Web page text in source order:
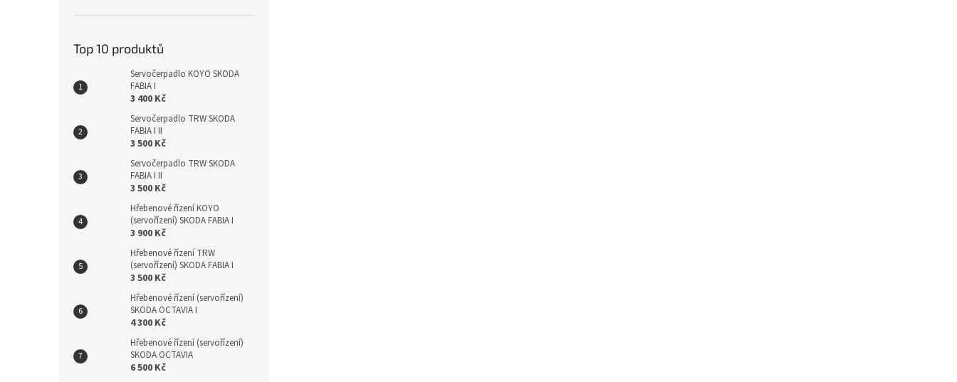
Top 10 produktů
Servočerpadlo KOYO SKODA
FABIA I
3 400 Kč
Servočerpadlo TRW SKODA
FABIA I II
3 500 Kč
Servočerpadlo TRW SKODA
FABIA I II
3 500 Kč
Hřebenové řízení KOYO
(servořízení) SKODA FABIA I
3 900 Kč
Hřebenové řízení TRW
(servořízení) SKODA FABIA I
3 500 Kč
Hřebenové řízení (servořízení)
SKODA OCTAVIA I
4 300 Kč
Hřebenové řízení (servořízení)
SKODA OCTAVIA
6 500 Kč